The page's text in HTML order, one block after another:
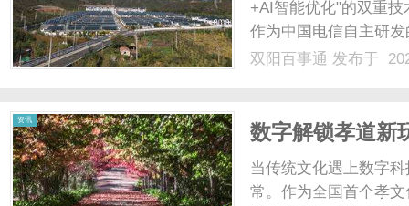
+AI智能优化"的双重
作为中国电信自主研
Linux双系统，更通过
双阳百事通 发布于
资讯
数字解锁孝道新
当传统文化遇上数字
常。作为全国首个孝